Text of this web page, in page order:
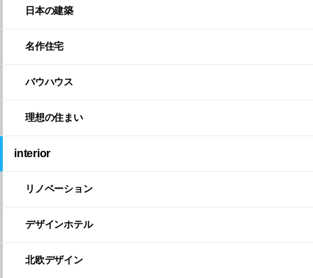
日本の建築
名作住宅
バウハウス
理想の住まい
interior
リノベーション
デザインホテル
北欧デザイン